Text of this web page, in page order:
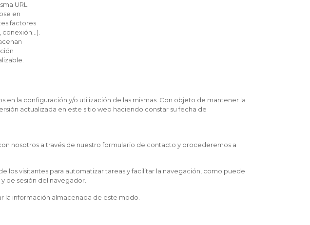
URL
en
factores
conexión…).
la configuración y/o utilización de las mismas. Con objeto de mantener la
actualizada en este sitio web haciendo constar su fecha de
nosotros a través de nuestroformulario de contacto y procederemos a
visitantes para automatizar tareas y facilitar la navegación, como puede
de sesión del navegador.
la información almacenada de este modo.